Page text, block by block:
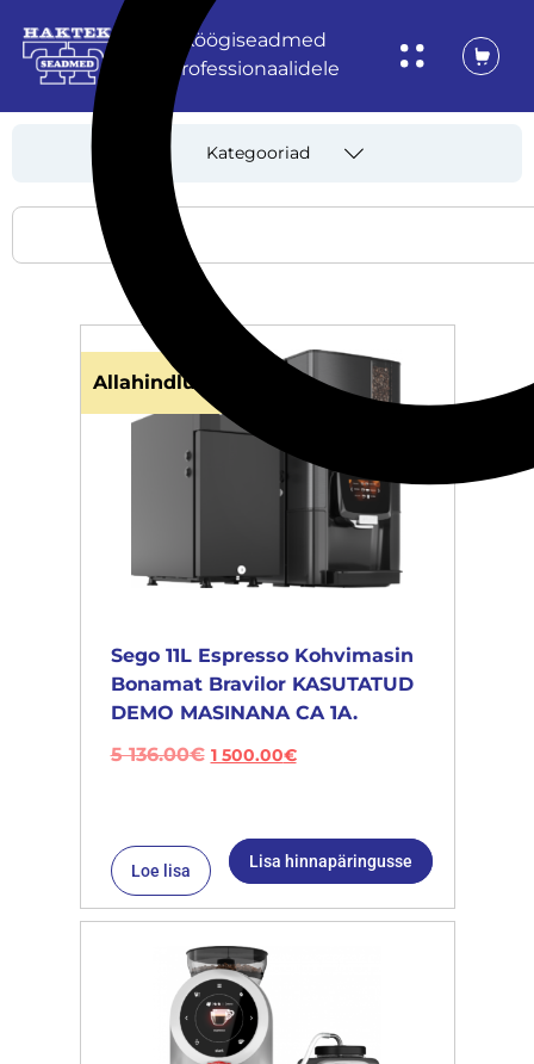
Köögiseadmed
professionaalidele
Kategooriad
Allahindlus!
Sego 11L Espresso Kohvimasin
Bonamat Bravilor KASUTATUD
DEMO MASINANA CA 1A.
5 136.00€ 1 500.00€
Loe lisa Lisa hinnapäringusse